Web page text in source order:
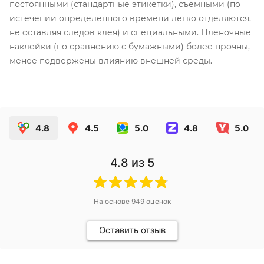
постоянными (стандартные этикетки), съемными (по
истечении определенного времени легко отделяются,
не оставляя следов клея) и специальными. Пленочные
наклейки (по сравнению с бумажными) более прочны,
менее подвержены влиянию внешней среды.
4.8 4.5 5.0 4.8 5.0
4.8 из 5
На основе 949оценок
Оставить отзыв